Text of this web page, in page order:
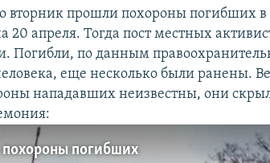
вторник прошли похороны погибших в
20 апреля. Тогда пост местных
Погибли, по данным
еще несколько были ранены.
нападавших неизвестны, они
похороны погибших